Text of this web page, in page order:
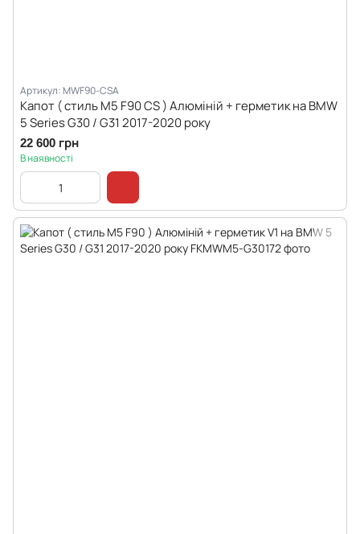
Артикул: MWF90-CSA
Капот ( стиль M5 F90 CS ) Алюміній + герметик на BMW
5 Series G30 / G31 2017-2020 року
22 600 грн
В наявності